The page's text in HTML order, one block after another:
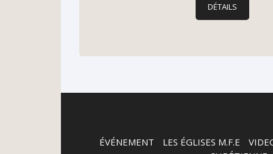
DÉTAILS
ÉVÉNEMENT LES ÉGLISES M.F.E